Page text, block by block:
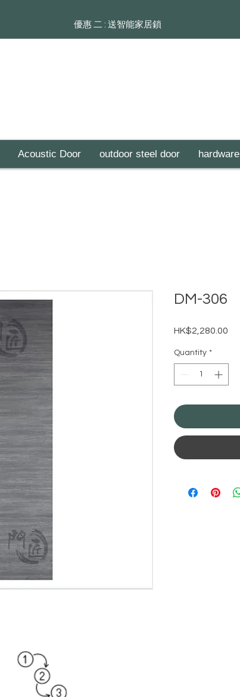
​​優惠 二 : 送智能家居鎖
Acoustic Door outdoor steel door hardware
DM-306
HK$2,280.00
Quantity *